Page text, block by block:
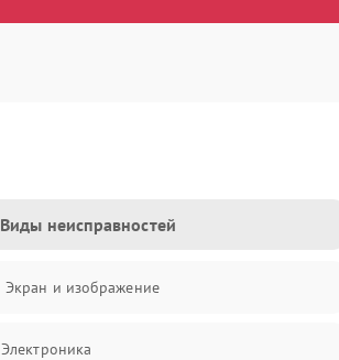
Виды неисправностей
Экран и изображение
Электроника